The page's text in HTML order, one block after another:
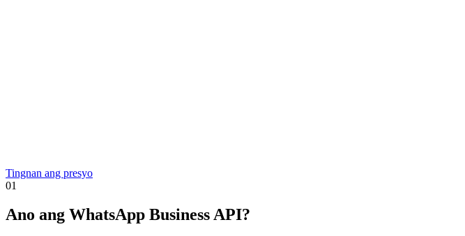
Tingnan ang presyo
01
Ano ang WhatsApp Business API?